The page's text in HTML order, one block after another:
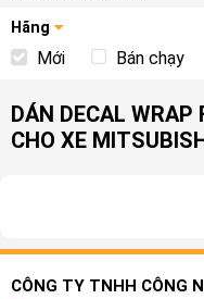
Hãng
Mới Bán chạy
DÁN DECAL
CHO XE
CÔNG TY TNHH CÔNG